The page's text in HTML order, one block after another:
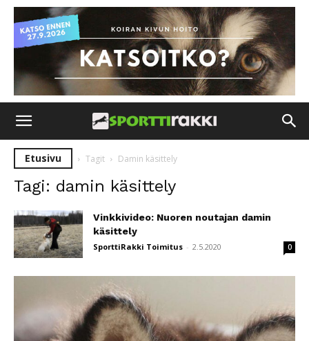
Etusivu Tagit Damin käsittely
Tagi: damin käsittely
Vinkkivideo: Nuoren noutajan damin
käsittely
SporttiRakki Toimitus - 2.5.2020 0